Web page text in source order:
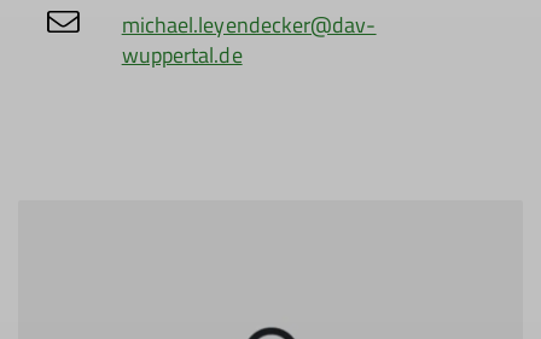
michael.leyendecker@dav-
wuppertal.de